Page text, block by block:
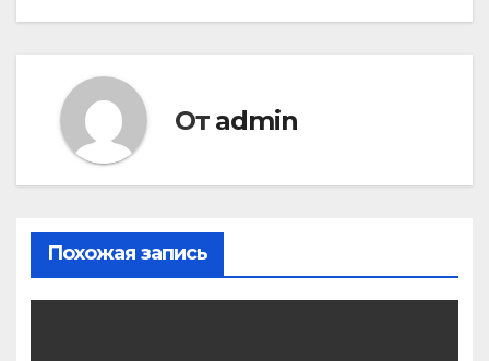
От admin
Похожая запись